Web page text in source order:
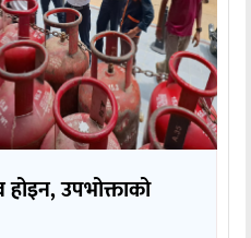
उपभोक्ताको